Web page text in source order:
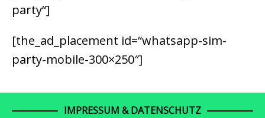
party“]
[the_ad_placement id=“whatsapp-sim-
party-mobile-300×250″]
IMPRESSUM & DATENSCHUTZ